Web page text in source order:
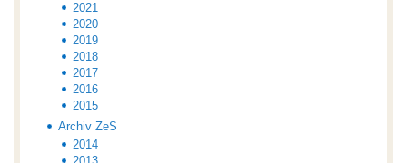
2021
2020
2019
2018
2017
2016
2015
Archiv ZeS
2014